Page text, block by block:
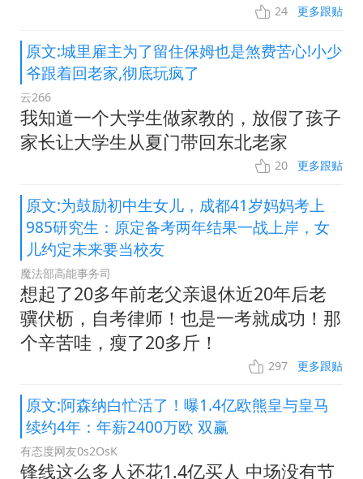
24 更多跟贴
原文:城里雇主为了留住保姆也是煞费苦心!小少
爷跟着回老家,彻底玩疯了
云266
我知道一个大学生做家教的，放假了孩子
家长让大学生从夏门带回东北老家
20 更多跟贴
原文:为鼓励初中生女儿，成都41岁妈妈考上
985研究生：原定备考两年结果一战上岸，女
儿约定未来要当校友
魔法部高能事务司
想起了20多年前老父亲退休近20年后老
骥伏枥，自考律师！也是一考就成功！那
个辛苦哇，瘦了20多斤！
297 更多跟贴
原文:阿森纳白忙活了！曝1.4亿欧熊皇与皇马
续约4年：年薪2400万欧 双赢
有态度网友0s2OsK
锋线这么多人还花1.4亿买人 中场没有节